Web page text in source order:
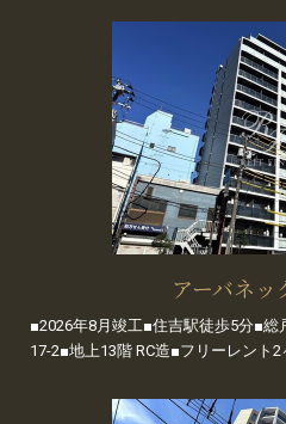
アーバネッ
■2026年8月竣工■住吉駅徒歩5分■
17-2■地上13階 RC造■フリーレント2